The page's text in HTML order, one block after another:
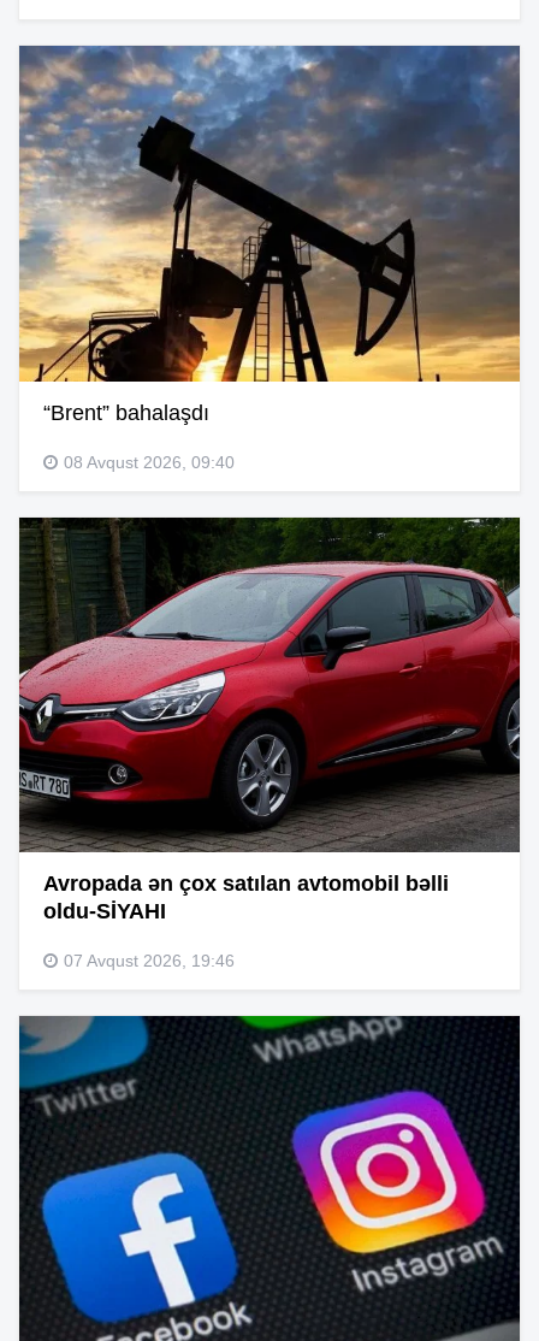
“Brent” bahalaşdı
08 Avqust 2026, 09:40
Avropada ən çox satılan avtomobil bəlli
oldu-SİYAHI
07 Avqust 2026, 19:46